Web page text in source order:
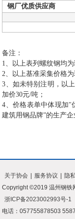
钢厂优质供应商
备注：
1、以上表列螺纹钢均
2、以上基准采集价格
3、如未特别注明，以
加价30元/吨；
4、价格表单中体现加"
建筑用钢品牌”的生产企
关于协会 服务协议 隐
Copyright ©2019 温州钢
浙ICP备2023002993号-1
电话：057755878503